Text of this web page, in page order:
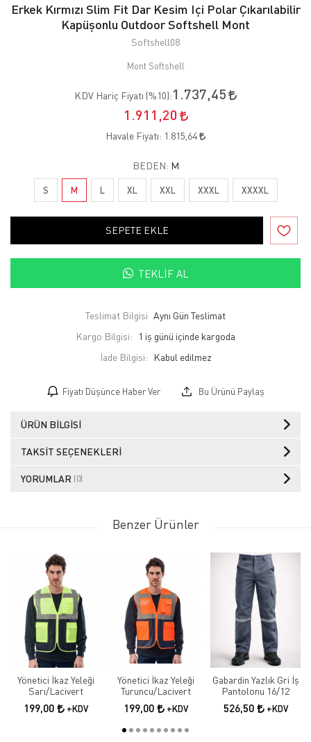
Erkek Kırmızı Slim Fit Dar Kesim Içi Polar Çıkarılabilir
Kapüşonlu Outdoor Softshell Mont
Softshell08
Mont Softshell
KDV Hariç Fiyatı (%10):1.737,45
1.911,20
Havale Fiyatı: 1.815,64
BEDEN: M
S M L XL XXL XXXL XXXXL
SEPETE EKLE
TEKLIF AL
Teslimat Bilgisi Aynı Gün Teslimat
Kargo Bilgisi:
1 iş günü içinde kargoda
İade Bilgisi:
Fiyatı Düşünce Haber Ver Bu Ürünü Paylaş
ÜRÜN BILGISI
TAKSIT SEÇENEKLERI
YORUMLAR (0)
Benzer Ürünler
Yönetici İkaz Yeleği
Sarı/Lacivert
199,00 +KDV
Yönetici İkaz Yeleği
Turuncu/Lacivert
199,00 +KDV
Gabardin Yazlık Gri İş
Pantolonu 16/12
526,50 +KDV